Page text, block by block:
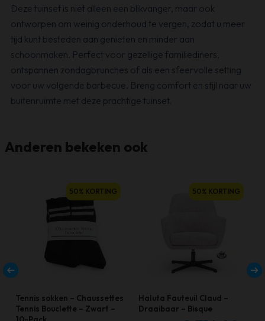
Deze tuinset is niet alleen een blikvanger, maar ook
ontworpen om weinig onderhoud te vergen, zodat u meer
tijd kunt besteden aan genieten en minder aan
schoonmaken. Perfect voor gezellige familiediners,
ontspannen zondagbrunches of als een sfeervolle setting
voor uw volgende barbecue. Breng comfort en stijl naar uw
buitenruimte met deze prachtige tuinset.
Anderen bekeken ook
Tennis sokken – Chaussettes
Tennis Bouclette – Zwart –
50% KORTING
optie
gekozen
Haluta Fauteuil Claud –
Draaibaar – Bisque
50% KORTING